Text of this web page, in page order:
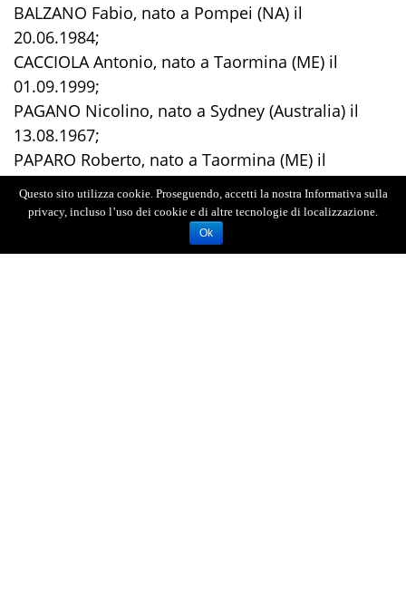
BALZANO Fabio, nato a Pompei (NA) il
20.06.1984;
CACCIOLA Antonio, nato a Taormina (ME) il
01.09.1999;
PAGANO Nicolino, nato a Sydney (Australia) il
13.08.1967;
PAPARO Roberto, nato a Taormina (ME) il
Questo sito utilizza cookie. Proseguendo, accetti la nostra Informativa sulla
privacy, incluso l’uso dei cookie e di altre tecnologie di localizzazione.
Ok